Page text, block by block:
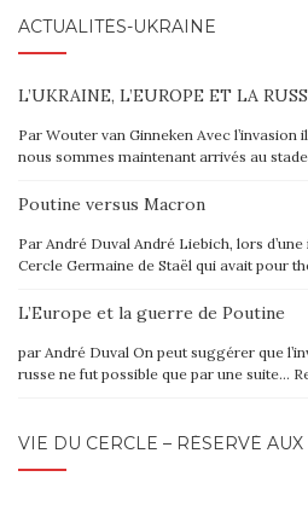
ACTUALITÉS-UKRAINE
L’UKRAINE, L’EUROPE ET LA
Par Wouter van Ginneken Avec l’invasion
nous sommes maintenant arrivés au
Poutine versus Macron
Par André Duval André Liebich, lors
Cercle Germaine de Staël qui avait pour
L’Europe et la guerre de Poutine
par André Duval On peut suggérer que
russe ne fut possible que par une suite…
VIE DU CERCLE – RÉSERVÉ